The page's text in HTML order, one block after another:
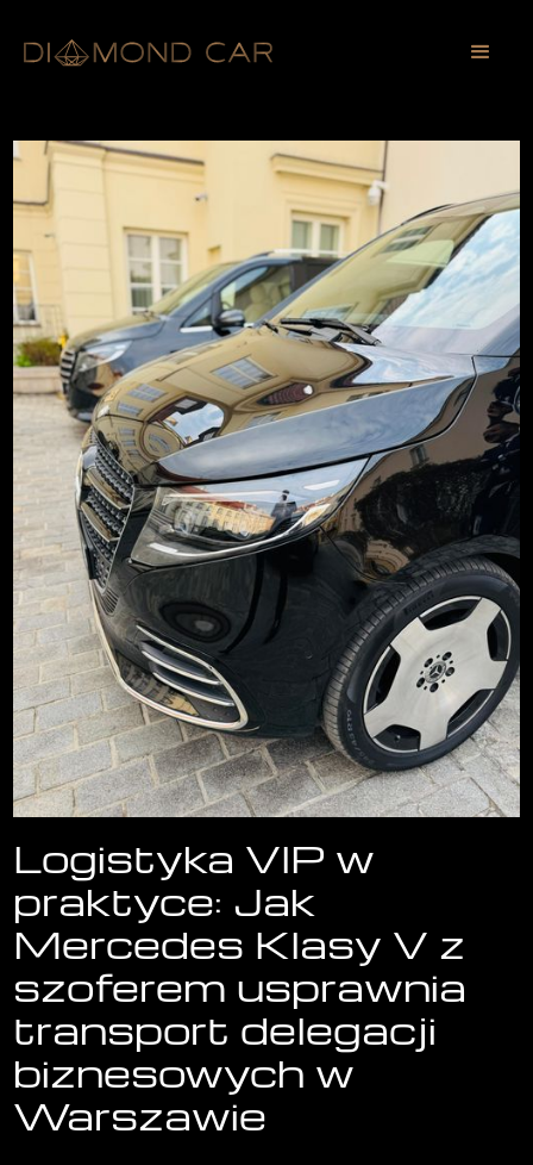
Logistyka VIP w
praktyce: Jak
Mercedes Klasy V z
szoferem usprawnia
transport delegacji
biznesowych w
Warszawie